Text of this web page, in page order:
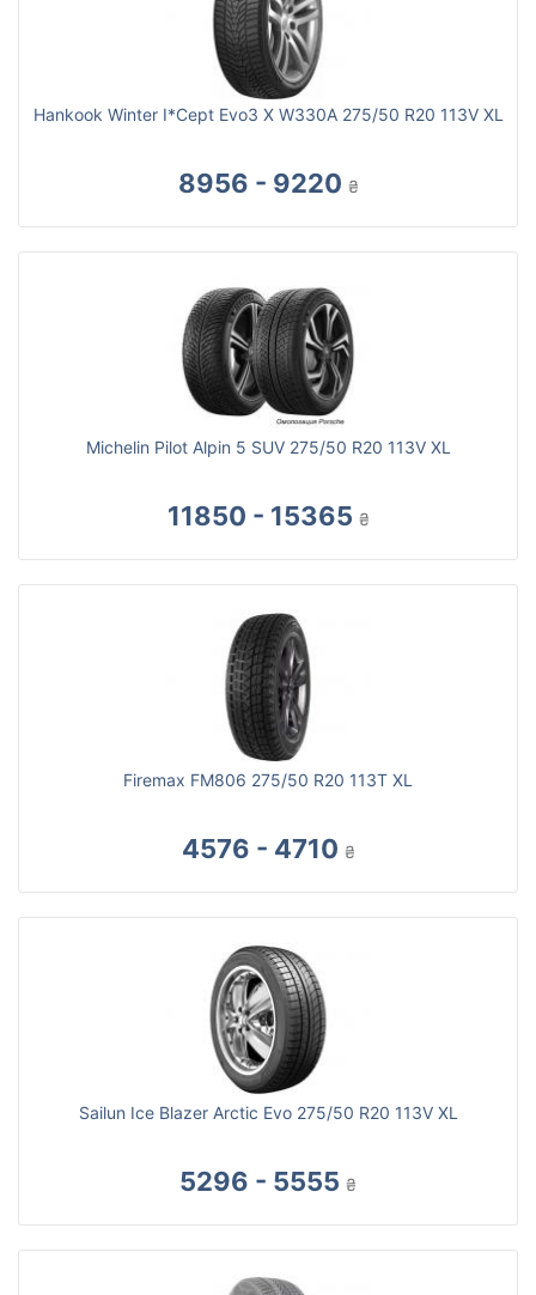
Hankook Winter I*Cept Evo3 X W330A 275/50 R20 113V XL
8956 - 9220 ₴
Michelin Pilot Alpin 5 SUV 275/50 R20 113V XL
11850 - 15365 ₴
Firemax FM806 275/50 R20 113T XL
4576 - 4710 ₴
Sailun Ice Blazer Arctic Evo 275/50 R20 113V XL
5296 - 5555 ₴